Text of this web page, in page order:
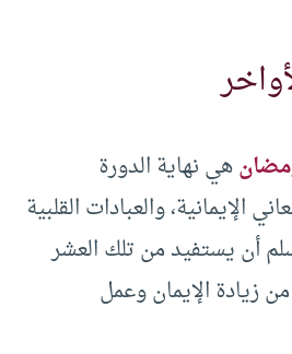
هي نهاية الدورة
الإيمانية، والعبادات القلبية
أن يستفيد من تلك العشر
زيادة الإيمان وعمل